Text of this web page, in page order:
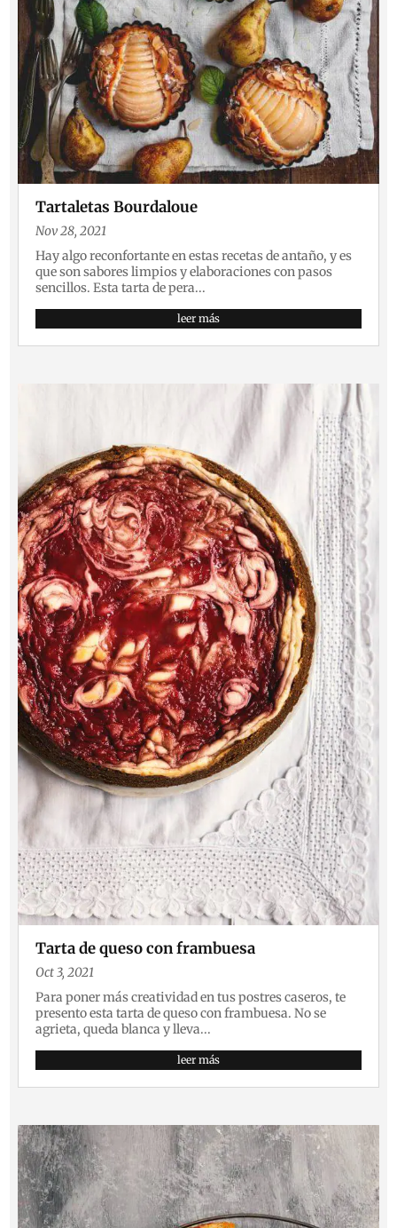
Tartaletas Bourdaloue
Nov 28, 2021
Hay algo reconfortante en estas recetas de antaño, y es
que son sabores limpios y elaboraciones con pasos
sencillos. Esta tarta de pera...
leer más
Tarta de queso con frambuesa
Oct 3, 2021
Para poner más creatividad en tus postres caseros, te
presento esta tarta de queso con frambuesa. No se
agrieta, queda blanca y lleva...
leer más